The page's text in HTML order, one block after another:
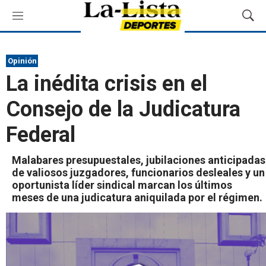
M
e
ú
M
o
u
e
d
a
Opinión
La inédita crisis en el
Consejo de la Judicatura
Federal
Malabares presupuestales, jubilaciones anticipadas
de valiosos juzgadores, funcionarios desleales y un
oportunista líder sindical marcan los últimos
meses de una judicatura aniquilada por el régimen.